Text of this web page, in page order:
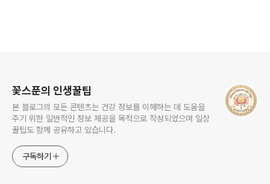
꽃스푼의 인생꿀팁
본 블로그의 모든 콘텐츠는 건강 정보를 이해하는 데 도움을
주기 위한 일반적인 정보 제공을 목적으로 작성되었으며 일상
꿀팁도 함께 공유하고 있습니다.
구독하기